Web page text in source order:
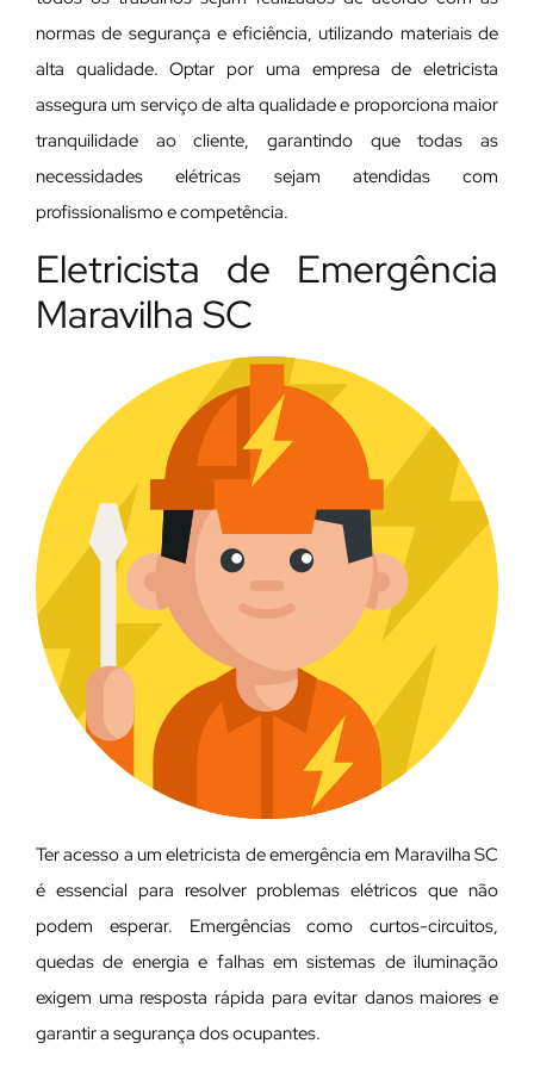
normas de segurança e eficiência, utilizando materiais de
alta qualidade. Optar por uma empresa de eletricista
assegura um serviço de alta qualidade e proporciona maior
tranquilidade ao cliente, garantindo que todas as
necessidades elétricas sejam atendidas com
profissionalismo e competência.
Eletricista de Emergência
Maravilha SC
Ter acesso a um eletricista de emergência em Maravilha SC
é essencial para resolver problemas elétricos que não
podem esperar. Emergências como curtos-circuitos,
quedas de energia e falhas em sistemas de iluminação
exigem uma resposta rápida para evitar danos maiores e
garantir a segurança dos ocupantes.